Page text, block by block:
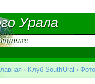
Урала
Урала
› Клуб SouthUral ›